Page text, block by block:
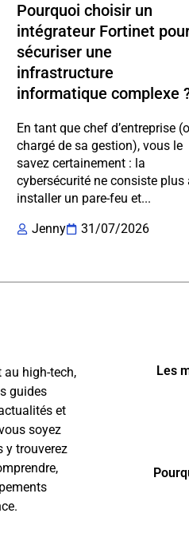
Pourquoi choisir un
intégrateur Fortinet
sécuriser une
infrastructure
informatique complexe
En tant que chef d’entreprise
chargé de sa gestion), vous le
savez certainement : la
cybersécurité ne consiste plus
installer un pare-feu et...
Jenny
31/07/2026
au high-tech,
guides
et
soyez
y trouverez
Les